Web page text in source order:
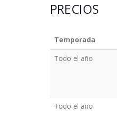
PRECIOS
Temporada
Todo el año
Todo el año